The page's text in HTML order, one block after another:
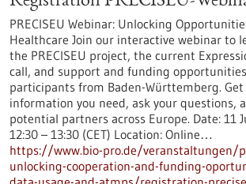
PRECISEU Webinar: Unlocking
Healthcare Join our interactive webinar to
the PRECISEU project, the current
call, and support and funding
participants from Baden-Württemberg.
information you need, ask your questions,
potential partners across Europe. Date: 11
12:30 – 13:30 (CET) Location: Online…
https://www.bio-pro.de/veranstaltungen/
unlocking-cooperation-and-funding-